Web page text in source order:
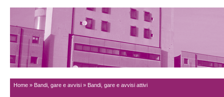
Home » Bandi, gare e avvisi » Bandi, gare e avvisi attivi